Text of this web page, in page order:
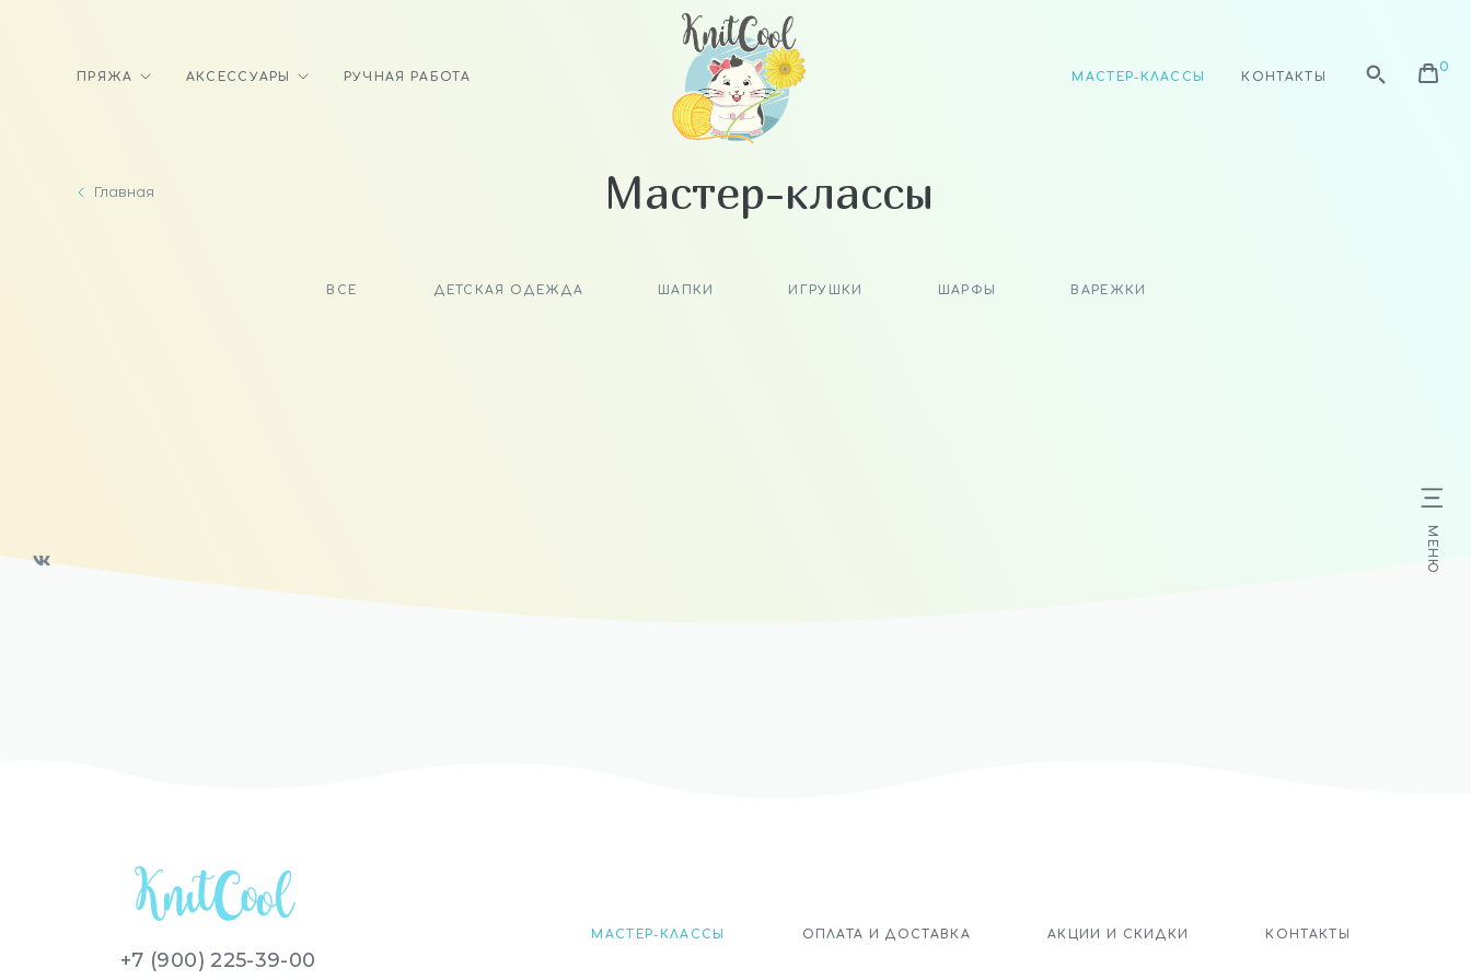
ПРЯЖА АКСЕССУАРЫ РУЧНАЯ РАБОТА МАСТЕР-КЛАССЫ КОНТАКТЫ
МЕНЮ
Главная Мастер-классы
ВСЕ ДЕТСКАЯ ОДЕЖДА ШАПКИ ИГРУШКИ ШАРФЫ ВАРЕЖКИ
+7 (900) 225-39-00
МАСТЕР-КЛАССЫ ОПЛАТА И ДОСТАВКА АКЦИИ И СКИДКИ КОНТАКТЫ